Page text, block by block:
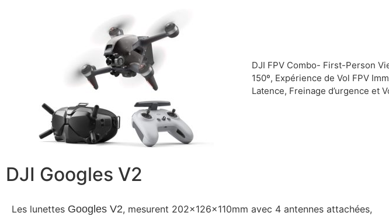
DJI FPV Combo- First-Person
150º, Expérience de Vol FPV
Latence, Freinage d’urgence et
DJI Googles V2
Les lunettes Googles V2, mesurent 202x126x110mm avec 4 antennes attachées,